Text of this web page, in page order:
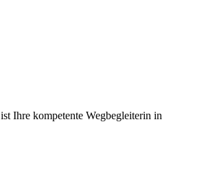
ist Ihre kompetente Wegbegleiterin in